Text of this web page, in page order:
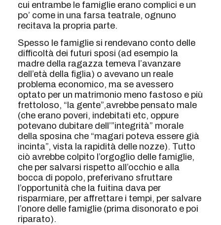
cui entrambe le famiglie erano complici e un
po’ come in una farsa teatrale, ognuno
recitava la propria parte.
Spesso le famiglie si rendevano conto delle
difficoltà dei futuri sposi (ad esempio la
madre della ragazza temeva l’avanzare
dell’età della figlia) o avevano un reale
problema economico, ma se avessero
optato per un matrimonio meno fastoso e più
frettoloso, “la gente”,avrebbe pensato male
(che erano poveri, indebitati etc, oppure
potevano dubitare dell’”integrità” morale
della sposina che “magari poteva essere già
incinta”, vista la rapidità delle nozze). Tutto
ciò avrebbe colpito l’orgoglio delle famiglie,
che per salvarsi rispetto all’occhio e alla
bocca di popolo, preferivano sfruttare
l’opportunità che la fuitina dava per
risparmiare, per affrettare i tempi, per salvare
l’onore delle famiglie (prima disonorato e poi
riparato).